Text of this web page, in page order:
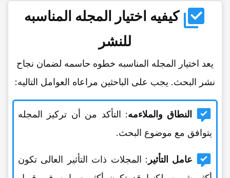
کیفیه اختیار المجله المناسبه
للنشر
یعد اختیار المجله المناسبه خطوه حاسمه لضمان نجاح
نشر البحث. یجب على الباحثین مراعاه العوامل التالیه:
النطاق والملاءمه: التأکد من أن ترکیز المجله
یتوافق مع موضوع البحث.
عامل التأثیر : المجلات ذات التأثیر العالی تکون